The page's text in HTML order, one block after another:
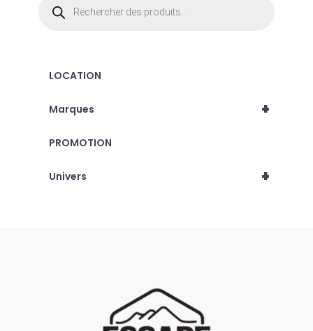
produits
LOCATION
+
Marques
PROMOTION
+
Univers